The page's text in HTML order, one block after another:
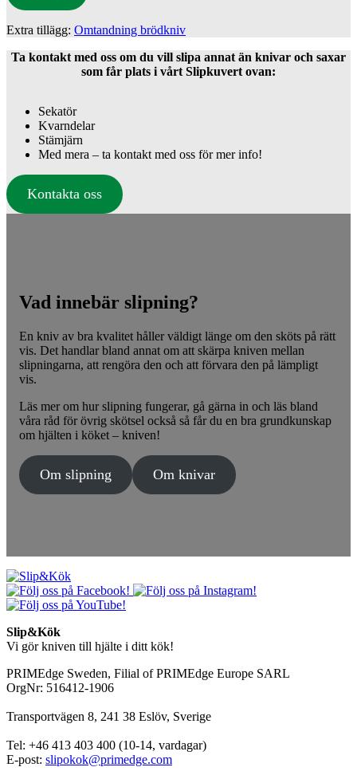
Extra tillägg: Omtandning brödkniv
Ta kontakt med oss om du vill slipa annat än knivar och saxar
som får plats i vårt Slipkuvert ovan:
Sekatör
Kvarndelar
Stämjärn
Med mera – ta kontakt med oss för mer info!
Kontakta oss
Vad innebär slipning?
En kniv av bra kvalitet håller väldigt länge om den sköts på rätt
vis. Det handlar bland annat om att skärpa kniven mellan
slipningarna, att rengöra den och att förvara den på lämpligt
vis.
Läs mer om hur slipning fungerar, gå gärna in och läs bland
våra råd för övrig skötsel också så får du en bra grundkunskap
om hjälten i köket – kniven!
Om slipning Om knivar
Slip&Kök
Vi gör kniven till hjälte i ditt kök!
PRIMEdge Sweden, Filial of PRIMEdge Europe SARL
OrgNr: 516412-1906
Transportvägen 8, 241 38 Eslöv, Sverige
Tel: +46 413 403 400 (10-14, vardagar)
E-post: slipokok@primedge.com